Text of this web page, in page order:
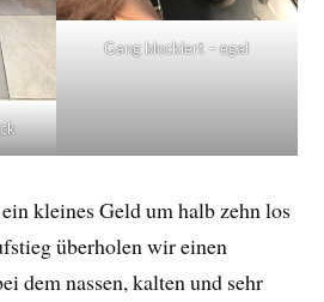
Gang blockiert – egal
kleines Geld um halb zehn los
überholen wir einen
dem nassen, kalten und sehr